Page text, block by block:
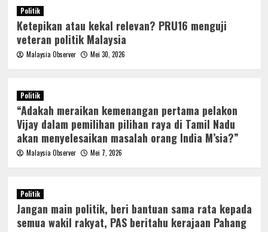
Politik
Ketepikan atau kekal relevan? PRU16 menguji
veteran politik Malaysia
Malaysia Observer Mei 30, 2026
Politik
“Adakah meraikan kemenangan pertama pelakon
Vijay dalam pemilihan pilihan raya di Tamil Nadu
akan menyelesaikan masalah orang India M’sia?”
Malaysia Observer Mei 7, 2026
Politik
Jangan main politik, beri bantuan sama rata kepada
semua wakil rakyat, PAS beritahu kerajaan Pahang